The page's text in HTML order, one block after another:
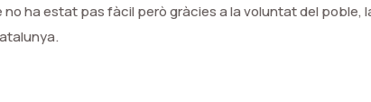
no ha estat pas fàcil però gràcies a la voluntat del